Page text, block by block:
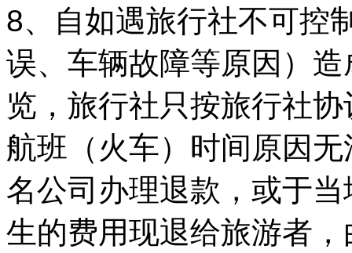
8、自如遇旅行社不可控
误、车辆故障等原因）
览，旅行社只按旅行社
航班（火车）时间原因
名公司办理退款，或于
生的费用现退给旅游者